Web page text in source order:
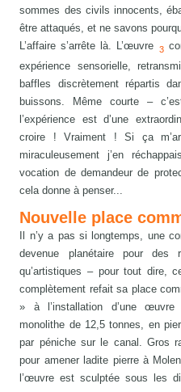
sommes des civils innocents,
être attaqués, et ne savons
L’affaire s’arrête là. L’œuvre 3
expérience sensorielle,
baffles discrètement répartis
buissons. Même courte –
l’expérience est d’une
croire ! Vraiment ! Si ça
miraculeusement j’en
vocation de demandeur de
cela donne à penser...
Nouvelle place
Il n’y a pas si longtemps, une
devenue planétaire pour des
qu’artistiques – pour tout dire,
complètement refait sa place
» à l’installation d’une œuvre
monolithe de 12,5 tonnes, en
par péniche sur le canal. Gros
pour amener ladite pierre à
l’œuvre est sculptée sous les